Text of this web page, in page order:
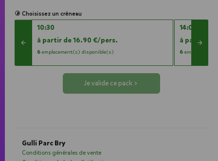
Choisissez un créneau
10:30
à partir de 16.90 €/pers.
6 emplacement(s) disponible(s)
14:00
à partir de
6
Je valide ce pack
Gulli Parc Bry
Conditions générales de vente